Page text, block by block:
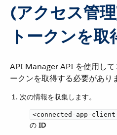
(アクセス管
トークンを取
API Manager API を使用して
ークンを取得する必要があり
次の情報を収集します。
<connected-app-
の ​ ID